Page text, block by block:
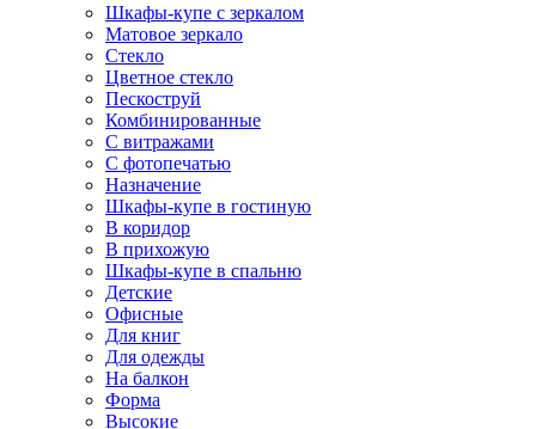
Шкафы-купе с зеркалом
Матовое зеркало
Стекло
Цветное стекло
Пескоструй
Комбинированные
С витражами
С фотопечатью
Назначение
Шкафы-купе в гостиную
В коридор
В прихожую
Шкафы-купе в спальню
Детские
Офисные
Для книг
Для одежды
На балкон
Форма
Высокие